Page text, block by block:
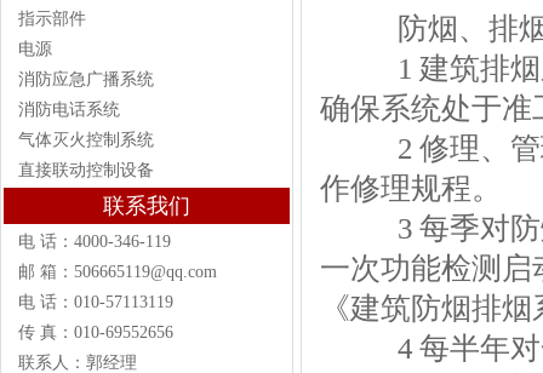
指示部件
电源
消防应急广播系统
消防电话系统
气体灭火控制系统
直接联动控制设备
联系我们
电 话：4000-346-119
邮 箱：506665119@qq.com
电 话：010-57113119
传 真：010-69552656
联系人：郭经理
防烟、排
1 建筑排烟
确保系统处于准
2 修理、管
作修理规程。
3 每季对防
一次功能检测
《建筑防烟排
4 每半年对